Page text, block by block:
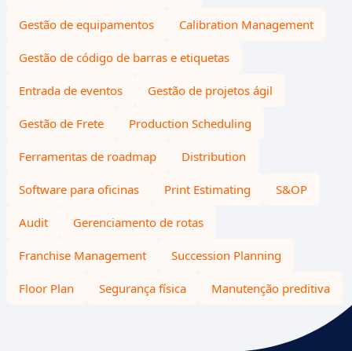
Gestão de equipamentos Calibration Management
Gestão de código de barras e etiquetas
Entrada de eventos Gestão de projetos ágil
Gestão de Frete Production Scheduling
Ferramentas de roadmap Distribution
Software para oficinas Print Estimating S&OP
Audit Gerenciamento de rotas
Franchise Management Succession Planning
Floor Plan Segurança física Manutenção preditiva